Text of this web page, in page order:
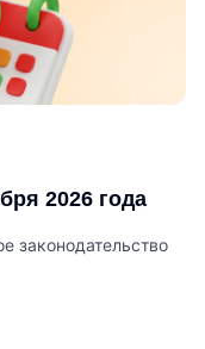
2026 года
законодательство